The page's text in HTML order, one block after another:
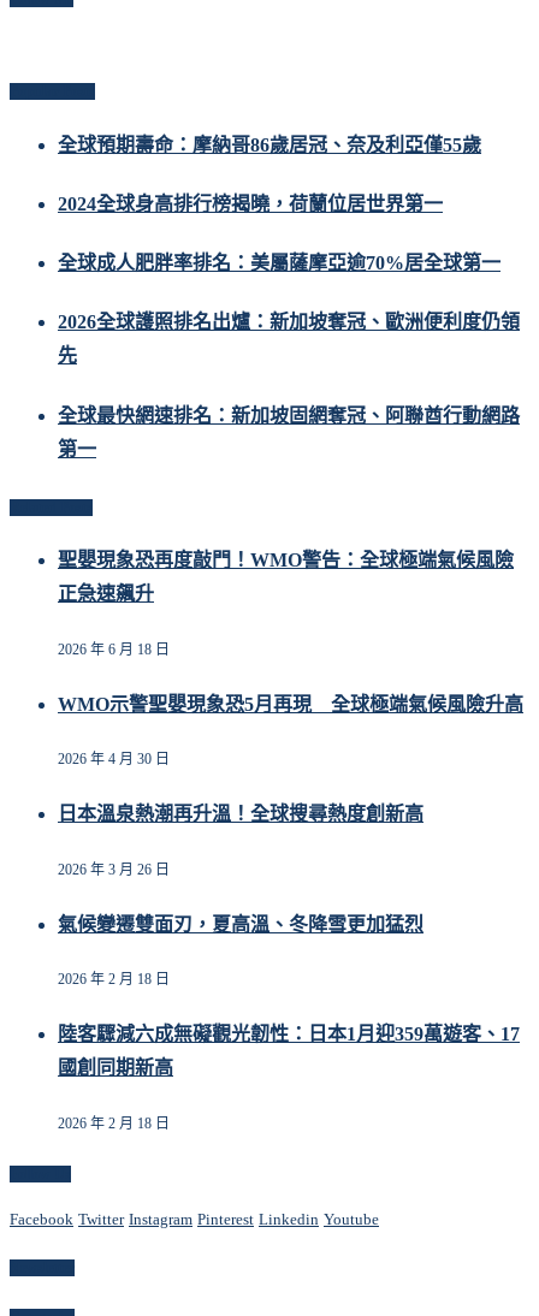
全球預期壽命：摩納哥86歲居冠、奈及利亞僅55歲
2024全球身高排行榜揭曉，荷蘭位居世界第一
全球成人肥胖率排名：美屬薩摩亞逾70%居全球第一
2026全球護照排名出爐：新加坡奪冠、歐洲便利度仍領
先
全球最快網速排名：新加坡固網奪冠、阿聯酋行動網路
第一
聖嬰現象恐再度敲門！WMO警告：全球極端氣候風險
正急速飆升
2026 年 6 月 18 日
WMO示警聖嬰現象恐5月再現 全球極端氣候風險升高
2026 年 4 月 30 日
日本溫泉熱潮再升溫！全球搜尋熱度創新高
2026 年 3 月 26 日
氣候變遷雙面刃，夏高溫、冬降雪更加猛烈
2026 年 2 月 18 日
陸客驟減六成無礙觀光韌性：日本1月迎359萬遊客、17
國創同期新高
2026 年 2 月 18 日
Facebook Twitter Instagram Pinterest Linkedin Youtube